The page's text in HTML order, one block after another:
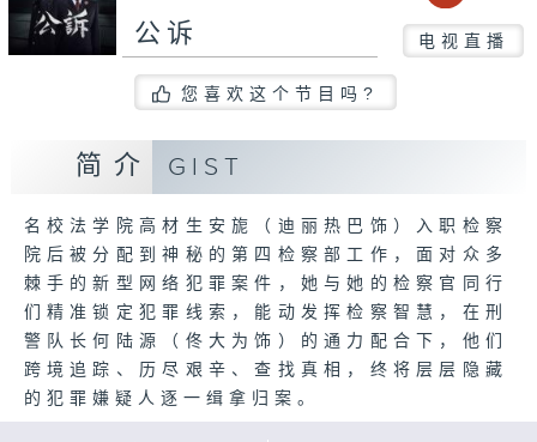
公诉 电视直播
您喜欢这个节目吗?
简介 GIST
名校法学院高材生安旎（迪丽热巴饰）入职检察
院后被分配到神秘的第四检察部工作，面对众多
棘手的新型网络犯罪案件，她与她的检察官同行
们精准锁定犯罪线索，能动发挥检察智慧，在刑
警队长何陆源（佟大为饰）的通力配合下，他们
跨境追踪、历尽艰辛、查找真相，终将层层隐藏
的犯罪嫌疑人逐一缉拿归案。